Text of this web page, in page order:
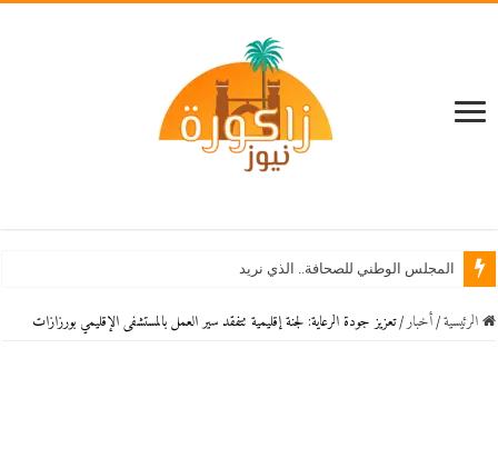
استنف
الرئيسية / أخبار /تعزيز جودة الرعاية: لجنة إقليمية تتفقد سير العمل بالمستشفى الإقليمي بورزازات